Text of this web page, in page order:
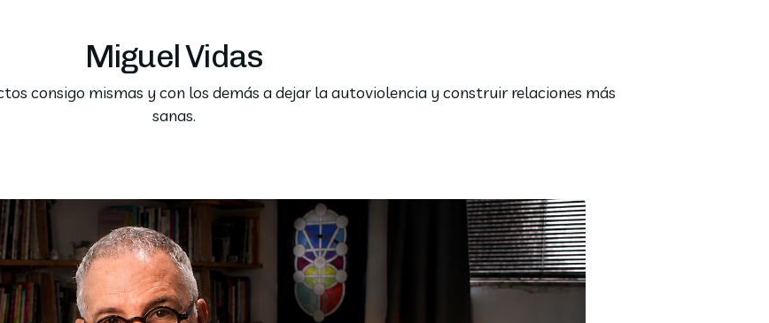
Miguel Vidas
consigo mismas y con los demás a dejar la autoviolencia y construir relaciones más
sanas.